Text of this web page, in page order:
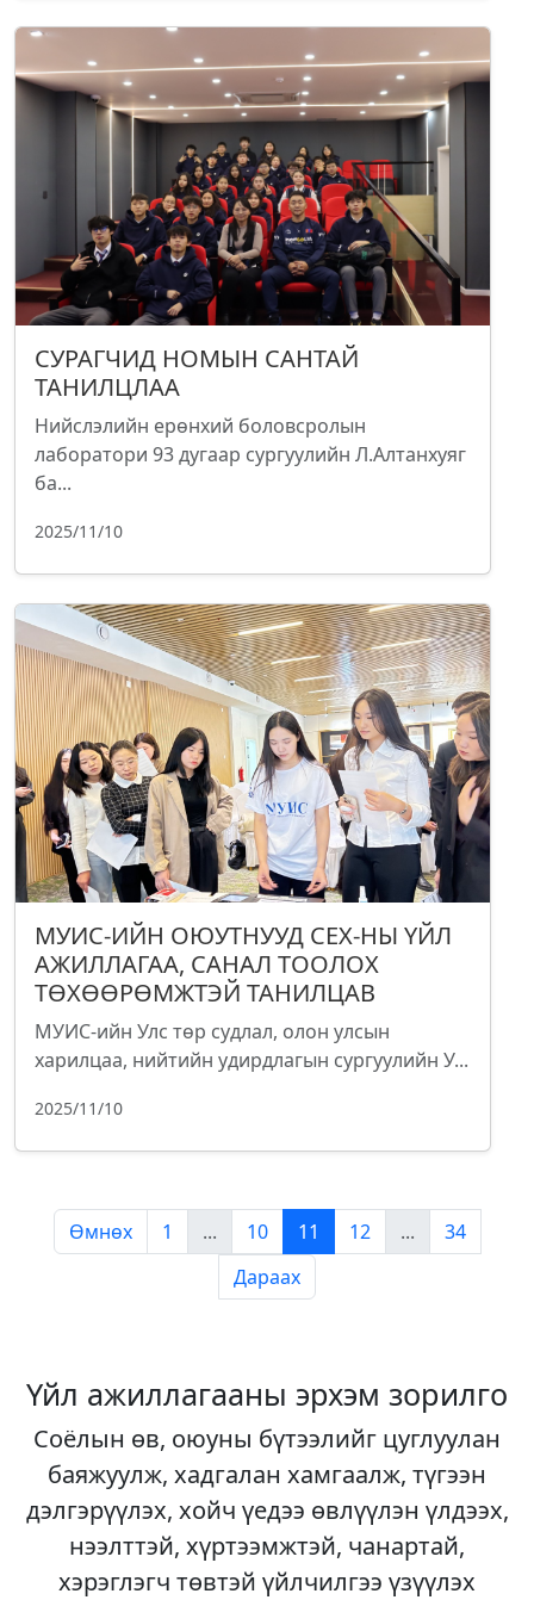
СУРАГЧИД НОМЫН САНТАЙ
ТАНИЛЦЛАА
Нийслэлийн ерөнхий боловсролын
лаборатори 93 дугаар сургуулийн Л.Алтанхуяг
ба...
2025/11/10
МУИС-ИЙН ОЮУТНУУД СЕХ-НЫ ҮЙЛ
АЖИЛЛАГАА, САНАЛ ТООЛОХ
ТӨХӨӨРӨМЖТЭЙ ТАНИЛЦАВ
МУИС-ийн Улс төр судлал, олон улсын
харилцаа, нийтийн удирдлагын сургуулийн У...
2025/11/10
Өмнөх 1 ... 10 11 12 ...
34
Дараах
Үйл ажиллагааны эрхэм зорилго
Соёлын өв, оюуны бүтээлийг цуглуулан
баяжуулж, хадгалан хамгаалж, түгээн
дэлгэрүүлэх, хойч үедээ өвлүүлэн үлдээх,
нээлттэй, хүртээмжтэй, чанартай,
хэрэглэгч төвтэй үйлчилгээ үзүүлэх